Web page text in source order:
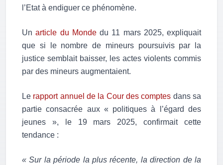
l’Etat à endiguer ce phénomène.
Unarticle du Mondedu 11 mars 2025, expliquait
que si le nombre de mineurs poursuivis par la
justice semblait baisser, les actes violents commis
par des mineurs augmentaient.
Le rapport annuel de la Cour des comptes dans sa
partie consacrée aux « politiques à l’égard des
jeunes », le 19 mars 2025, confirmait cette
tendance :
« Sur la période la plus récente, la direction de la